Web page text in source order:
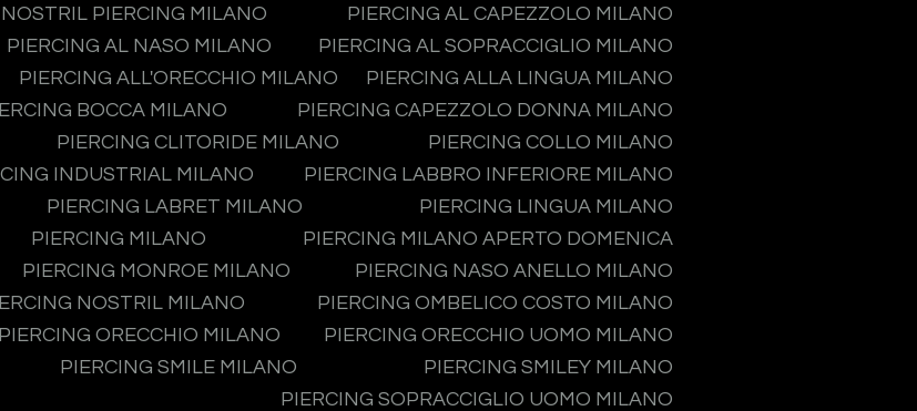
NOSTRIL PIERCING MILANO
PIERCING AL CAPEZZOLO MILANO
PIERCING AL NASO MILANO
PIERCING AL SOPRACCIGLIO MILANO
PIERCING ALL'ORECCHIO MILANO
PIERCING ALLA LINGUA MILANO
BOCCA MILANO
PIERCING CAPEZZOLO DONNA MILANO
PIERCING CLITORIDE MILANO
PIERCING COLLO MILANO
INDUSTRIAL MILANO
PIERCING LABBRO INFERIORE MILANO
PIERCING LABRET MILANO
PIERCING LINGUA MILANO
PIERCING MILANO
PIERCING MILANO APERTO DOMENICA
PIERCING MONROE MILANO
PIERCING NASO ANELLO MILANO
NOSTRIL MILANO
PIERCING OMBELICO COSTO MILANO
PIERCING ORECCHIO MILANO
PIERCING ORECCHIO UOMO MILANO
PIERCING SMILE MILANO
PIERCING SMILEY MILANO
PIERCING SOPRACCIGLIO UOMO MILANO